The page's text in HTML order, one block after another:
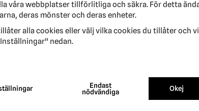
våra webbplatser tillförlitliga och säkra. För detta
deras mönster och deras enheter.
alla cookies eller välj vilka cookies du tillåter och
nedan.
Endast
nödvändiga
Okej